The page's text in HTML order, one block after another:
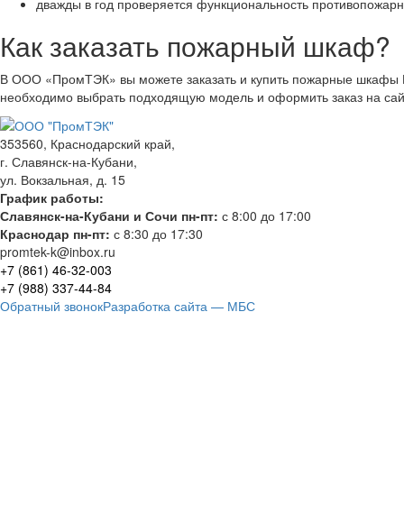
Как заказать пожарный шкаф?
В ООО «ПромТЭК» вы можете заказать и купить пожарные шкафы
необходимо выбрать подходящую модель и оформить заказ на
353560, Краснодарский край,
г. Славянск-на-Кубани,
ул. Вокзальная, д. 15
График работы:
Славянск-на-Кубани и Сочи пн-пт: с 8:00 до 17:00
Краснодар пн-пт: с 8:30 до 17:30
promtek-k@inbox.ru
+7 (861) 46-32-003
+7 (988) 337-44-84
Обратный звонокРазработка сайта — МБС